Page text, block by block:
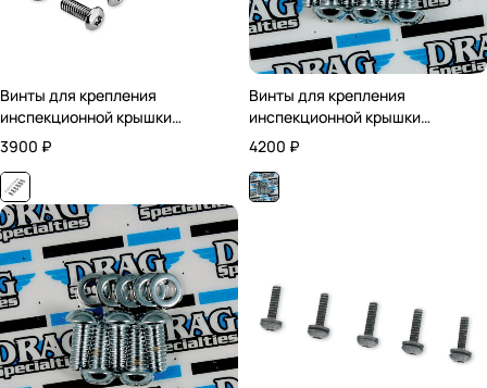
Винты для крепления
инспекционной крышки
сцепления / Хромированные
3900 ₽
Винты для крепления
инспекционной крышки
сцепления / Хромированные
4200 ₽